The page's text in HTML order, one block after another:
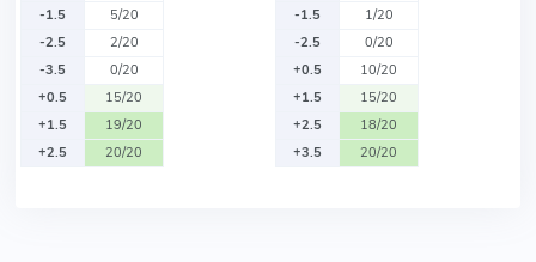
-1.5
5/20
-2.5
2/20
-3.5
0/20
+0.5
15/20
+1.5
19/20
+2.5
20/20
-1.5
1/20
-2.5
0/20
+0.5
10/20
+1.5
15/20
+2.5
18/20
+3.5
20/20